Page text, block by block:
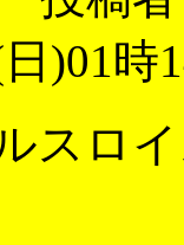
)01時
スロ